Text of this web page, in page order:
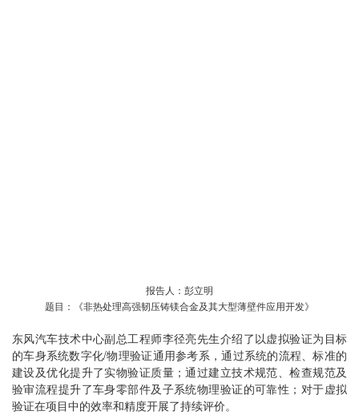
报告人：彭立明
题目：《非热处理高强韧压铸镁合金及其大型薄壁件应用开发》
东风汽车技术中心副总工程师李径亮先生介绍了以虚拟验证为目标
的车身系统数字化/物理验证通用参考系，通过系统的流程、标准的
建设及优化提升了实物验证质量；通过建立技术规范、检查规范及
验审流程提升了车身零部件及子系统物理验证的可靠性；对于虚拟
验证在项目中的效率和精度开展了持续评价。